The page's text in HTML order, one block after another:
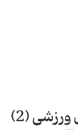
(2)